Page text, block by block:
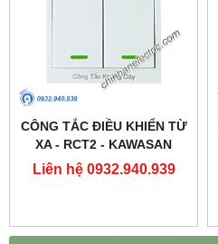
CÔNG TẮC ĐIỀU KHIỂN TỪ
XA - RCT2 - KAWASAN
Liên hệ 0932.940.939